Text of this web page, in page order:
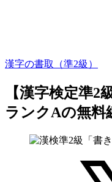
漢字の書取（準2級）
【漢字検定準
ランクAの無料